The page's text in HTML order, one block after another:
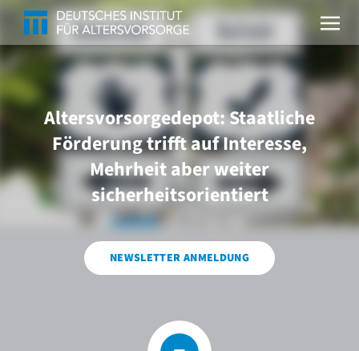
Altersvorsorgedepot: Staatliche
Förderung trifft auf Interesse,
Mehrheit aber weiter
sicherheitsorientiert
NEWSLETTER ANMELDUNG